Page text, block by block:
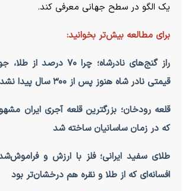
یک الگو در سطح جهانی معرفی کند.
برای مطالعه بیش‌تر بخوانید:
راز گنج‌های نادرشاه؛ چرا ۷۰
قیمتی نادر شاه هنوز پس از ۳۰۰ سال پیدا نشده است؟
قلعه رودخان؛ بزرگترین قلعه آجری ایران
که در زمان ساسانیان ساخته شد
طلای سفید ایرانی؛ فلز با ارزش و
افسانه‌ای که از طلا و نقره هم درخشان‌تر بود